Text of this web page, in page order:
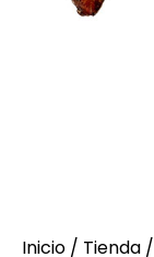
Inicio / Tienda /